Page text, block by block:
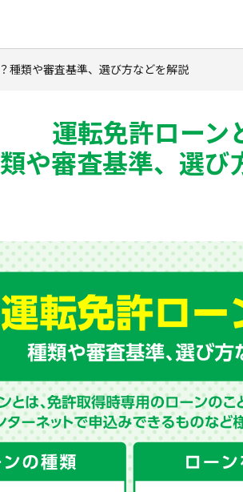
種類や審査基準、選び方などを解説
運転免許ローン
や審査基準、選び